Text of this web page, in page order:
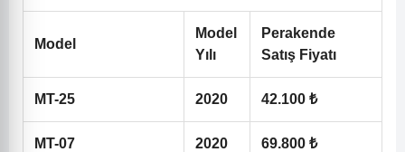
Model
Model
Yılı
Perakende
Satış Fiyatı
MT-25 2020 42.100 ₺
MT-07 2020 69.800 ₺